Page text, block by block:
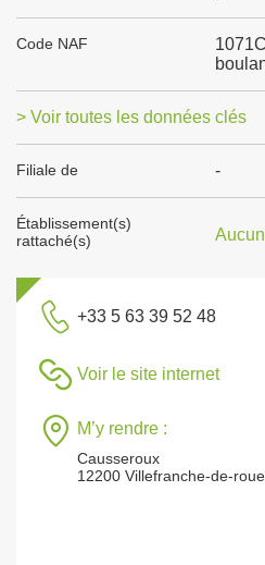
Code NAF
> Voir toutes les données clés
Filiale de -
Établissement(s)
rattaché(s)
Aucun
+33 5 63 39 52 48
Voir le site internet
M’y rendre :
Causseroux
12200 Villefranche-de-